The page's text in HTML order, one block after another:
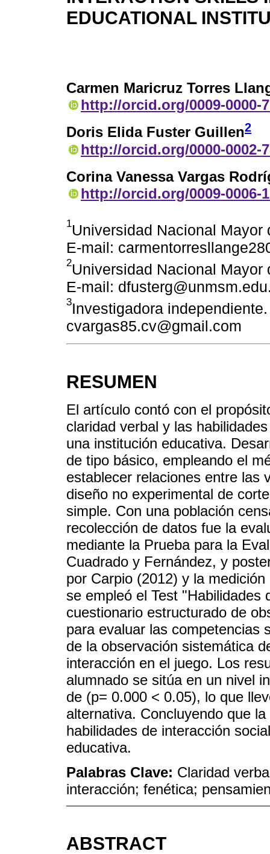
EDUCATIONAL
Carmen Maricruz Torres
http://orcid.org/0009-0000-
Doris Elida Fuster Guillen2
http://orcid.org/0000-0002-
Corina Vanessa Vargas
http://orcid.org/0009-0006-
1Universidad Nacional
E-mail:
2Universidad Nacional
E-mail:
3Investigadora
cvargas85.cv@gmail.com
RESUMEN
El artículo contó con el
claridad verbal y las
una institución educativa.
de tipo básico, empleando el
establecer relaciones entre las
diseño no experimental de
simple. Con una población
recolección de datos fue la
mediante la Prueba para la
Cuadrado y Fernández, y
por Carpio (2012) y la
se empleó el Test
cuestionario estructurado de
para evaluar las competencias
de la observación sistemática
interacción en el juego. Los
alumnado se sitúa en un nivel
de (p= 0.000 < 0.05), lo que
alternativa. Concluyendo que
habilidades de interacción
educativa.
Palabras Clave: Claridad
interacción; fenética;
ABSTRACT